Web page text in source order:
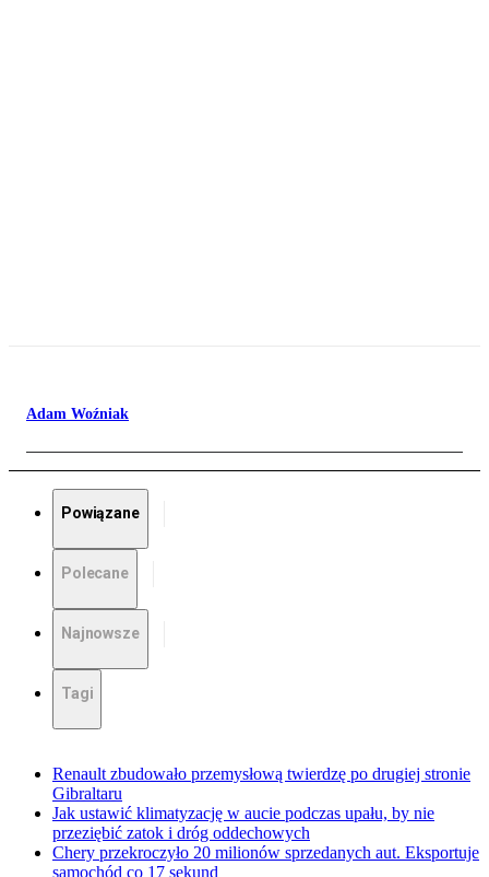
Adam Woźniak
Powiązane
Polecane
Najnowsze
Tagi
Renault zbudowało przemysłową twierdzę po drugiej stronie
Gibraltaru
Jak ustawić klimatyzację w aucie podczas upału, by nie
przeziębić zatok i dróg oddechowych
Chery przekroczyło 20 milionów sprzedanych aut. Eksportuje
samochód co 17 sekund